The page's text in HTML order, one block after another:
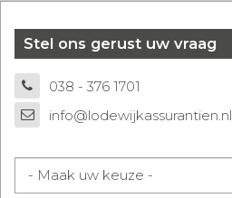
Stel ons gerust uw vraag
038 - 376 1701
info@lodewijkassurantien.nl